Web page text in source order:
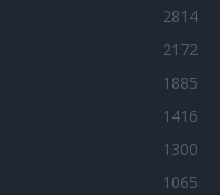
2814
2172
1885
1416
1300
1065